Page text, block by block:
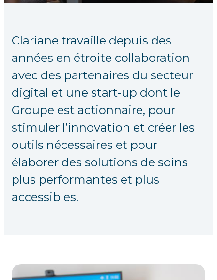
Clariane travaille depuis des
années en étroite collaboration
avec des partenaires du secteur
digital et une start-up dont le
Groupe est actionnaire, pour
stimuler l’innovation et créer les
outils nécessaires et pour
élaborer des solutions de soins
plus performantes et plus
accessibles.